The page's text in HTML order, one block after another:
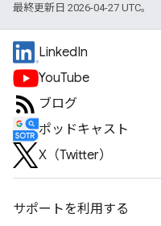
最終更新日 2026-04-27 UTC。
LinkedIn
YouTube
ブログ
ポッドキャスト
X（Twitter）
サポートを利用する